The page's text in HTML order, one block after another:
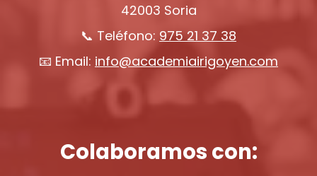
42003 Soria
📞 Teléfono: 975 21 37 38
📧 Email: info@academiairigoyen.com
Colaboramos con: